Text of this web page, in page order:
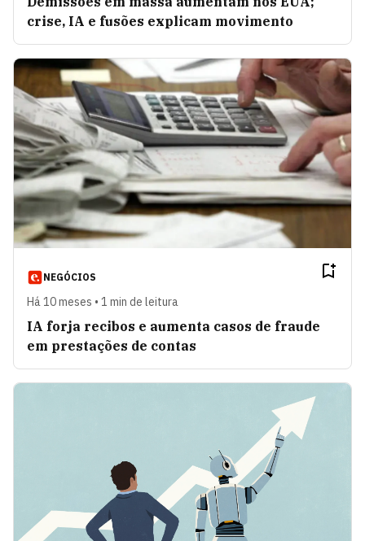
crise, IA e fusões explicam movimento
NEGÓCIOS
Há 10 meses • 1 min de leitura
IA forja recibos e aumenta casos de fraude
em prestações de contas